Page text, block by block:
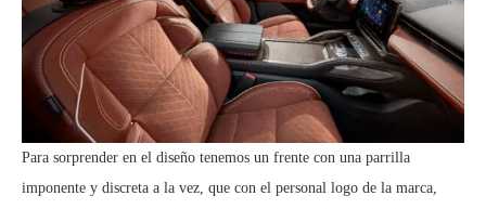
Para sorprender en el diseño tenemos un frente con una parrilla
imponente y discreta a la vez, que con el personal logo de la marca,